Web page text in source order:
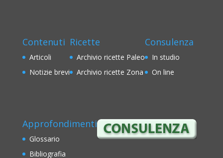
Contenuti
Articoli
Notizie brevi
Ricette
Archivio ricette Paleo
Archivio ricette Zona
Consulenza
In studio
On line
Approfondimenti
Glossario
Bibliografia